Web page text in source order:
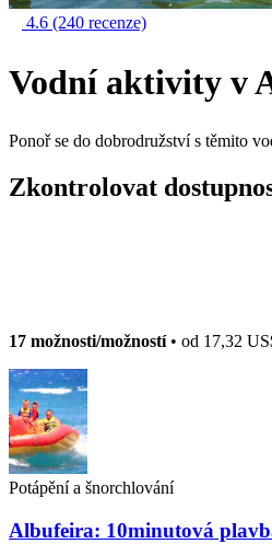
4.6 (240 recenze)
Vodní aktivity v
Ponoř se do dobrodružství s těmito
Zkontrolovat
17 možnosti/možností• od 17,32
Potápění a šnorchlování
Albufeira: 10minutová